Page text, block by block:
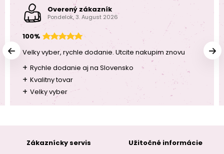
Overený zákazník
Pondelok, 3. August 2026
100%
Velky vyber, rychle dodanie. Utcite nakupim znovu
+ Rychle dodanie aj na Slovensko
+ Kvalitny tovar
+ Velky vyber
Zákaznícky servis
Užitočné informácie